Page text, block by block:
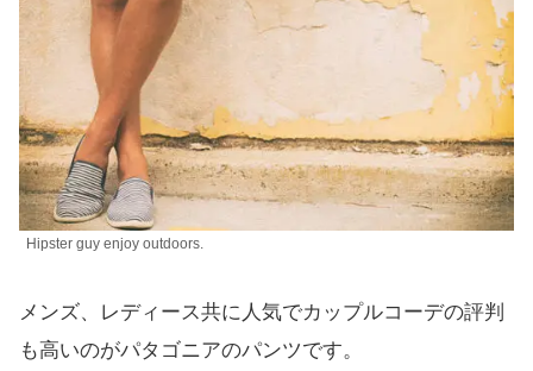
Hipster guy enjoy outdoors.
メンズ、レディース共に人気でカップルコーデの評判
も高いのがパタゴニアのパンツです。